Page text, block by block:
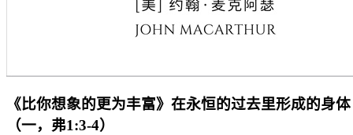
《比你想象的更为丰富》在永恒的过去里形成的身体
（一，弗1:3-4）